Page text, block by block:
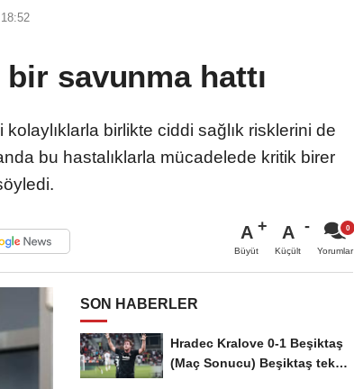
savunma hattı
birlikte ciddi sağlık risklerini de
bu hastalıklarla mücadelede kritik birer
A
Büyüt
A
Küçült Yorumlar
SON HABERLER
Hradec Kralove 0-1 Beşiktaş
(Maç Sonucu) Beşiktaş tek